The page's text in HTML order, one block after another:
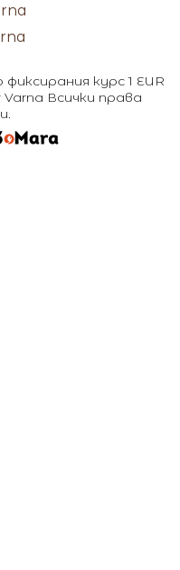
курс 1 EUR
Varna Всички права